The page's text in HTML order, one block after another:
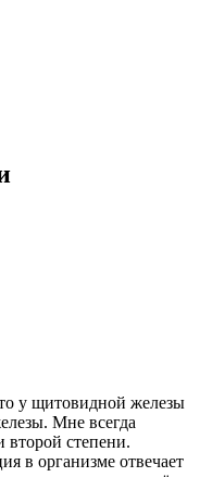
у щитовидной железы
Мне всегда
второй степени.
в организме отвечает